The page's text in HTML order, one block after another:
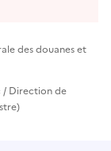
des douanes et
/ Direction de